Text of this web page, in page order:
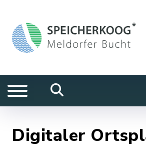
Digitaler